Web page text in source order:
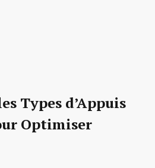
Types d’Appuis
Optimiser